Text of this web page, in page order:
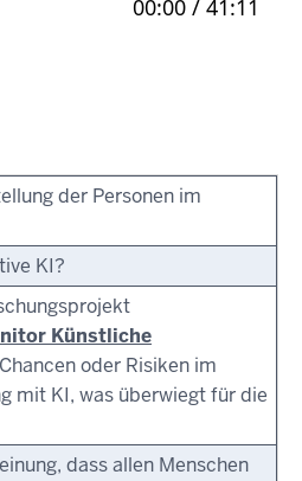
der Personen im
KI?
Künstliche
Chancen oder Risiken im
mit KI, was überwiegt für die
dass allen Menschen